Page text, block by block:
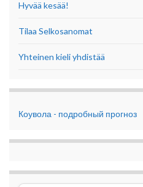
Hyvää kesää!
Tilaa Selkosanomat
Yhteinen kieli yhdistää
Коувола - подробный прогноз